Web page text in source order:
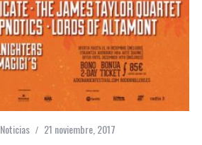
Noticias 21 noviembre, 2017